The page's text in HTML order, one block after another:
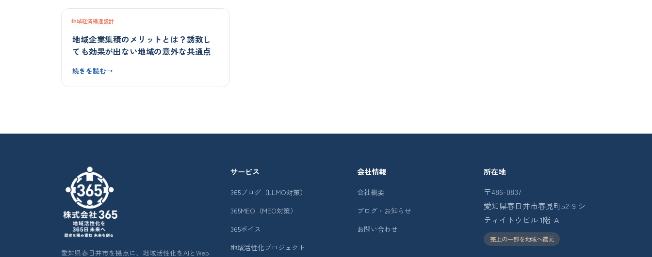
地域経済構造設計
2026.06.14
地域企業集積のメリットとは？誘致し
ても効果が出ない地域の意外な共通点
続きを読む→
愛知県春日井市を拠点に、地域活性化をAIとWeb
サービス
365ブログ（LLMO対策）
365MEO（MEO対策）
365ボイス
地域活性化プロジェクト
会社情報
会社概要
ブログ・お知らせ
お問い合わせ
所在地
〒486-0837
愛知県春日井市春見町52-9 シ
ティイトウビル 1階-A
売上の一部を地域へ還元